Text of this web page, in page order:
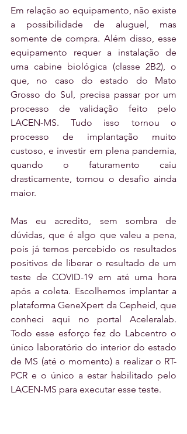
Em relação ao equipamento, não existe
a possibilidade de aluguel, mas
somente de compra. Além disso, esse
equipamento requer a instalação de
uma cabine biológica (classe 2B2), o
que, no caso do estado do Mato
Grosso do Sul, precisa passar por um
processo de validação feito pelo
LACEN-MS. Tudo isso tornou o
processo de implantação muito
custoso, e investir em plena pandemia,
quando o faturamento caiu
drasticamente, tornou o desafio ainda
maior.
Mas eu acredito, sem sombra de
dúvidas, que é algo que valeu a pena,
pois já temos percebido os resultados
positivos de liberar o resultado de um
teste de COVID-19 em até uma hora
após a coleta. Escolhemos implantar a
plataforma GeneXpert da Cepheid, que
conheci aqui no portal Aceleralab.
Todo esse esforço fez do Labcentro o
único laboratório do interior do estado
de MS (até o momento) a realizar o RT-
PCR e o único a estar habilitado pelo
LACEN-MS para executar esse teste.